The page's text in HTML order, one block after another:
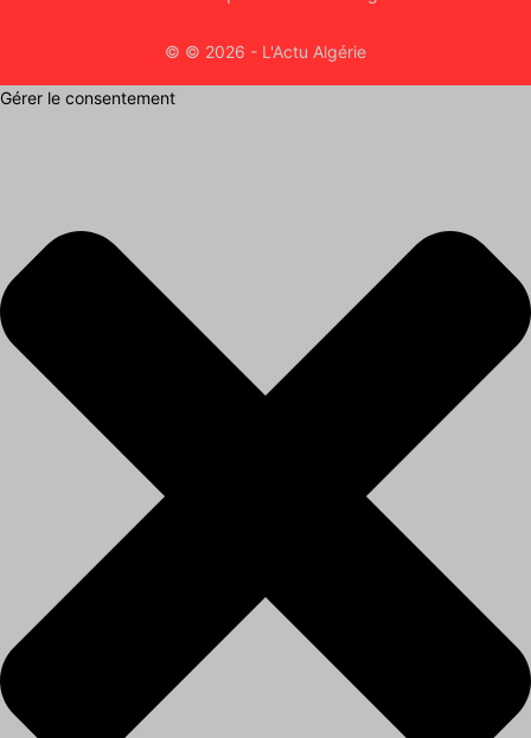
© © 2026 - L'Actu Algérie
Gérer le consentement